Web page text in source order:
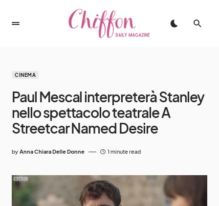
CINEMA
Paul Mescal interpreterà Stanley
nello spettacolo teatrale A
Streetcar Named Desire
by Anna Chiara Delle Donne 1 minute read